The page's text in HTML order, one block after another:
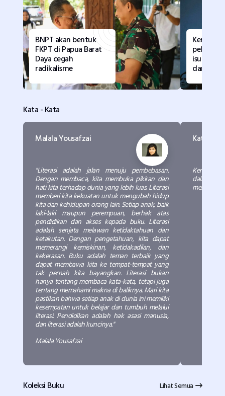
BNPT akan bentuk
FKPT di Papua Barat
Daya cegah
radikalisme
pelajari
isu
dari LSM
Kata - Kata
Malala Yousafzai
"Literasi adalah jalan menuju pembebasan.
Dengan membaca, kita membuka pikiran dan
hati kita terhadap dunia yang lebih luas. Literasi
memberi kita kekuatan untuk mengubah hidup
kita dan kehidupan orang lain. Setiap anak, baik
laki-laki maupun perempuan, berhak atas
pendidikan dan akses kepada buku. Literasi
adalah senjata melawan ketidaktahuan dan
ketakutan. Dengan pengetahuan, kita dapat
memerangi kemiskinan, ketidakadilan, dan
kekerasan. Buku adalah teman terbaik yang
dapat membawa kita ke tempat-tempat yang
tak pernah kita bayangkan. Literasi bukan
hanya tentang membaca kata-kata, tetapi juga
tentang memahami makna di baliknya. Mari kita
pastikan bahwa setiap anak di dunia ini memiliki
kesempatan untuk belajar dan tumbuh melalui
literasi. Pendidikan adalah hak asasi manusia,
dan literasi adalah kuncinya."
Malala Yousafzai
Kata
Kemudian
dalam
Koleksi Buku Lihat Semua